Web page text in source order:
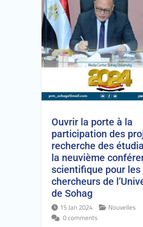
Ouvrir la porte à la
participation des
recherche des
la neuvième
scientifique pour les
chercheurs de
de Sohag
15 Jan 2024
Nouvelles
0 comments